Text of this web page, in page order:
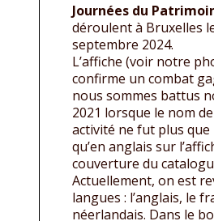
Journées du
déroulent à Bruxelles
septembre 2024.
L’affiche (voir notre
confirme un combat
nous sommes battus
2021 lorsque le nom
activité ne fut plus
qu’en anglais sur
couverture du
Actuellement, on est
langues : l’anglais, le
néerlandais. Dans le